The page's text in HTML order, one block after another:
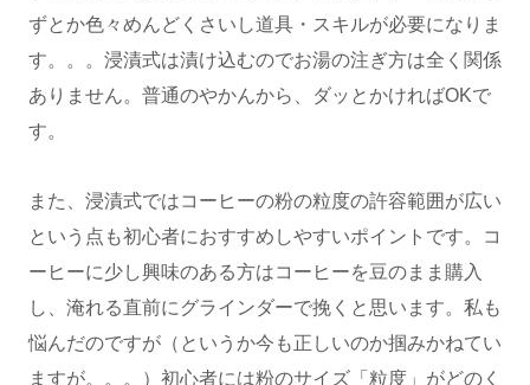
ずとか色々めんどくさいし道具・スキルが必要になりま
す。。。浸漬式は漬け込むのでお湯の注ぎ方は全く関係
ありません。普通のやかんから、ダッとかければOKで
す。
また、浸漬式ではコーヒーの粉の粒度の許容範囲が広い
という点も初心者におすすめしやすいポイントです。コ
ーヒーに少し興味のある方はコーヒーを豆のまま購入
し、淹れる直前にグラインダーで挽くと思います。私も
悩んだのですが（というか今も正しいのか掴みかねてい
ますが。。。）初心者には粉のサイズ「粒度」がどのく